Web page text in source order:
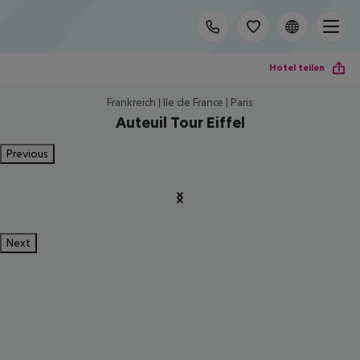
Hotel teilen
Frankreich | Ile de France | Paris
Auteuil Tour Eiffel
Previous
Next